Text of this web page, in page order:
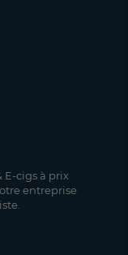
cigs à prix
entreprise